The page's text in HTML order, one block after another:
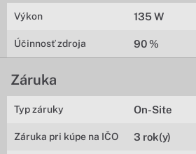
Výkon 135 W
Účinnosť zdroja 90 %
Záruka
Typ záruky On-Site
Záruka pri kúpe na IČO 3 rok(y)